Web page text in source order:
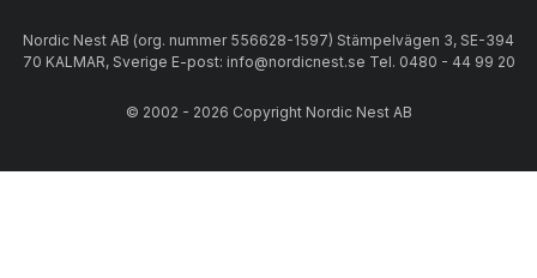
Nordic Nest AB (org. nummer 556628-1597) Stämpelvägen 3, SE-394
70 KALMAR, Sverige E-post: info@nordicnest.se Tel. 0480 - 44 99 20
© 2002 - 2026 Copyright Nordic Nest AB